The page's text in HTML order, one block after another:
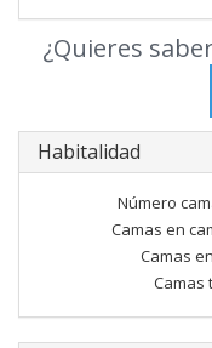
¿Quieres
Habitalidad
Número
Camas en
Camas
Camas